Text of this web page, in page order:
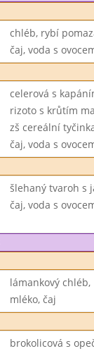
chléb, rybí
čaj, voda s
celerová s
rizoto s krůtím
zš cereální
čaj, voda s
šlehaný tvaroh s
čaj, voda s
lámankový
mléko, čaj
brokolicová s